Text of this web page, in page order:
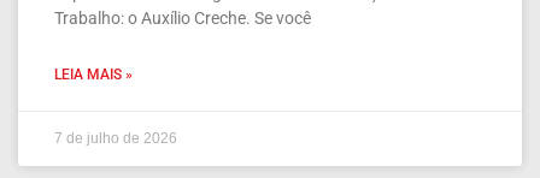
Trabalho: o Auxílio Creche. Se você
LEIA MAIS »
7 de julho de 2026